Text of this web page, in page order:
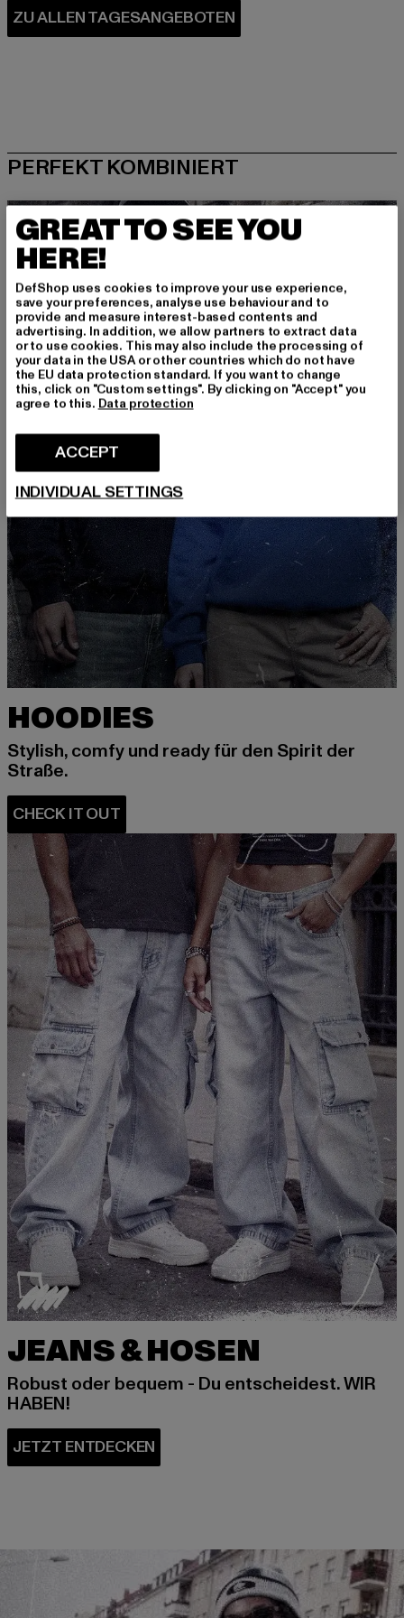
PERFEKT KOMBINIERT
HOODIES
Stylish, comfy und ready für den Spirit der
Straße.
JEANS & HOSEN
Robust oder bequem - Du entscheidest. WIR
HABEN!
GREAT TO SEE YOU
HERE!
DefShop uses cookies to improve your use experience,
save your preferences, analyse use behaviour and to
provide and measure interest-based contents and
advertising. In addition, we allow partners to extract data
or to use cookies. This may also include the processing of
your data in the USA or other countries which do not have
the EU data protection standard. If you want to change
this, click on "Custom settings". By clicking on "Accept" you
agree to this. Data protection
ACCEPT
INDIVIDUAL SETTINGS